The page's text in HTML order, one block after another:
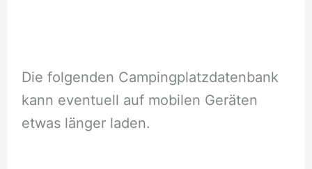
Die folgenden Campingplatzdatenbank
kann eventuell auf mobilen Geräten
etwas länger laden.